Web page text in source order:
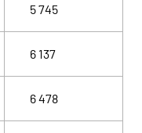
5 745
6 137
6 478